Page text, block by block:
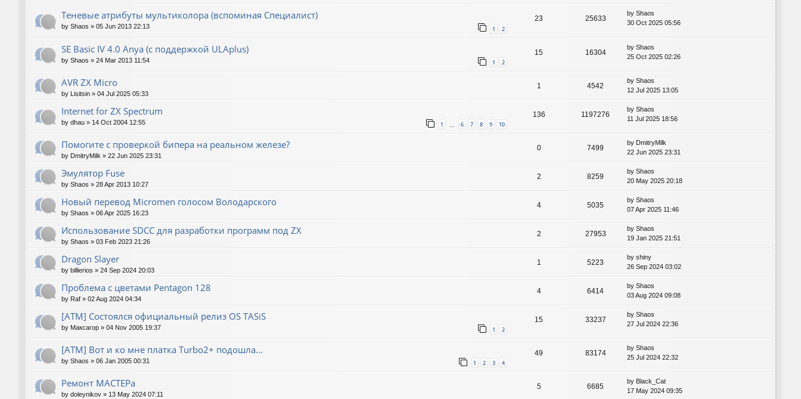
Теневые атрибуты мультиколора (вспоминая Специалист)
by Shaos » 05 Jun 2013 22:13 1 2
23 25633
by Shaos
30 Oct 2025 05:56
SE Basic IV 4.0 Anya (с поддержкой ULAplus)
by Shaos » 24 Mar 2013 11:54 1 2
15 16304
by Shaos
25 Oct 2025 02:26
AVR ZX Micro
by Lisitsin » 04 Jul 2025 05:33
1 4542
by Shaos
12 Jul 2025 13:05
Internet for ZX Spectrum
by dhau » 14 Oct 2004 12:55 1 6 7 8 9 10
136 1197276
by Shaos
11 Jul 2025 18:56
Помогите с проверкой бипера на реальном железе?
by DmitryMilk » 22 Jun 2025 23:31
0 7499
by DmitryMilk
22 Jun 2025 23:31
Эмулятор Fuse
by Shaos » 28 Apr 2013 10:27
2 8259
by Shaos
20 May 2025 20:18
Новый перевод Micromen голосом Володарского
by Shaos » 06 Apr 2025 16:23
4 5035
by Shaos
07 Apr 2025 11:46
Использование SDCC для разработки программ под ZX
by Shaos » 03 Feb 2023 21:26
2 27953
by Shaos
19 Jan 2025 21:51
Dragon Slayer
by billierios » 24 Sep 2024 20:03
1 5223
by shiny
26 Sep 2024 03:02
Проблема с цветами Pentagon 128
by Raf » 02 Aug 2024 04:34
4 6414
by Shaos
03 Aug 2024 09:08
[ATM] Состоялся официальный релиз OS TASiS
by Максагор » 04 Nov 2005 19:37 1 2
15 33237
by Shaos
27 Jul 2024 22:36
[ATM] Вот и ко мне платка Turbo2+ подошла...
by Shaos » 06 Jan 2005 00:31 1 2 3 4
49 83174
by Shaos
25 Jul 2024 22:32
Ремонт МАСТЕРа
by doleynikov » 13 May 2024 07:11
5 6685
by Black_Cat
17 May 2024 09:35